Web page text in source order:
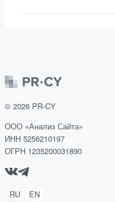
© 2026 PR-CY
ООО «Анализ Сайта»
ИНН 5256210197
ОГРН 1235200031890
RU EN